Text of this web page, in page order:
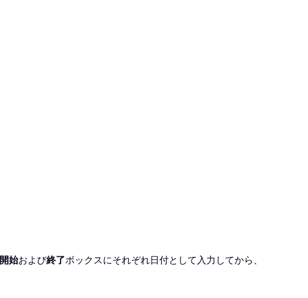
開始および終了ボックスにそれぞれ日付として入力してから、